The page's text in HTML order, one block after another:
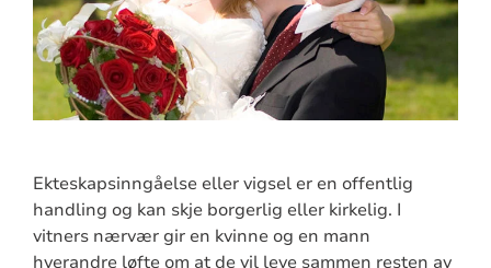
Ekteskapsinngåelse eller vigsel er en offentlig
handling og kan skje borgerlig eller kirkelig. I
vitners nærvær gir en kvinne og en mann
hverandre løfte om at de vil leve sammen resten av